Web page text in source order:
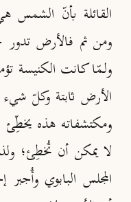
القائلة بأنّ الشمس
ومن ثم فالأرض
ولـمّا كانت الكنيسة
الأرض ثابتة وكلّ شيء
ومكتشفاته هذه
لا يمكن أن تُخطِئ؛
المجلس البابوي